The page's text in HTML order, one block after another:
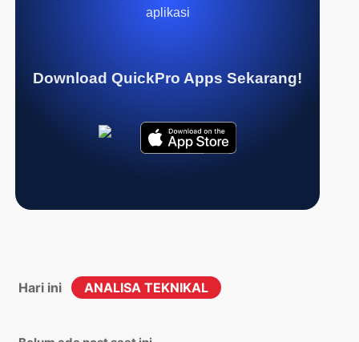
aplikasi
Download QuickPro Apps Sekarang!
Hari ini ANALISA TEKNIKAL